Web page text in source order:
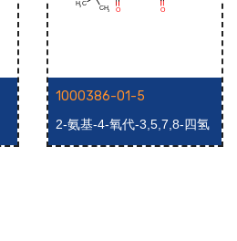
1000386-01-5
2-氨基-4-氧代-3,5,7,8-四氢
吡啶并[4,3-d]嘧啶-6(4H)-羧